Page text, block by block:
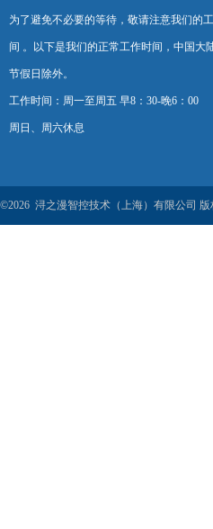
为了避免不必要的等待，敬请注意我们的
间 。以下是我们的正常工作时间，中国大
节假日除外。
工作时间：周一至周五 早8：30-晚6：00
周日、周六休息
©2026 浔之漫智控技术（上海）有限公司 版